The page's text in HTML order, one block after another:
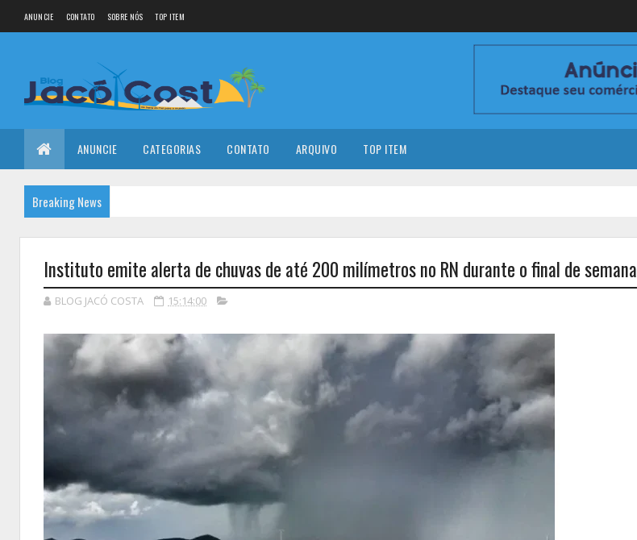
ANUNCIE CONTATO SOBRE NÓS TOP ITEM
ANUNCIE CATEGORIAS CONTATO ARQUIVO TOP ITEM
Breaking News
Instituto emite alerta de chuvas de até 200 milímetros no RN durante o final de semana
BLOG JACÓ COSTA 15:14:00